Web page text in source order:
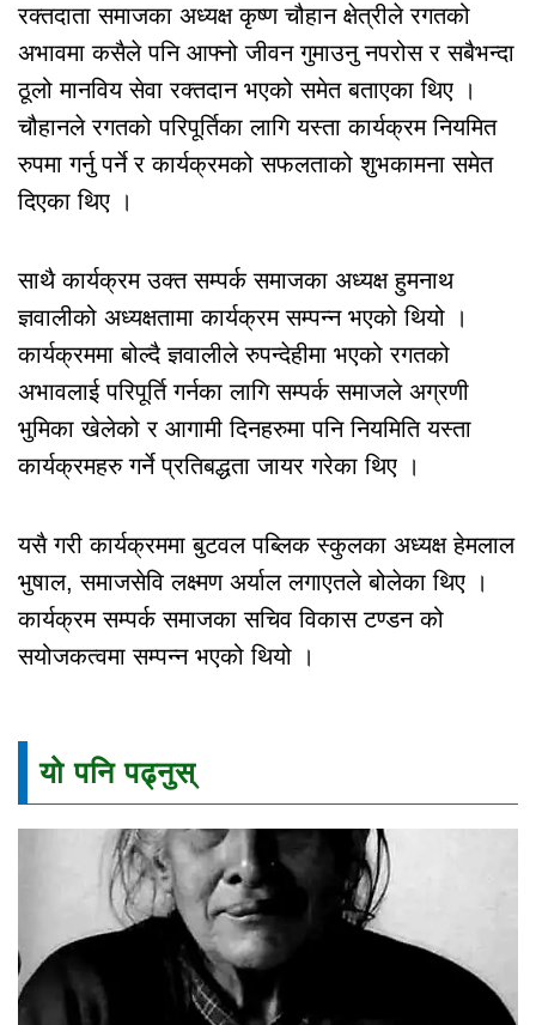
रक्तदाता समाजका अध्यक्ष कृष्ण चौहान क्षेत्रीले रगतको
अभावमा कसैले पनि आफ्नो जीवन गुमाउनु नपरोस र सबैभन्दा
ठूलो मानविय सेवा रक्तदान भएको समेत बताएका थिए ।
चौहानले रगतको परिपूर्तिका लागि यस्ता कार्यक्रम नियमित
रुपमा गर्नु पर्ने र कार्यक्रमको सफलताको शुभकामना समेत
दिएका थिए ।
साथै कार्यक्रम उक्त सम्पर्क समाजका अध्यक्ष हुमनाथ
ज्ञवालीको अध्यक्षतामा कार्यक्रम सम्पन्न भएको थियो ।
कार्यक्रममा बोल्दै ज्ञवालीले रुपन्देहीमा भएको रगतको
अभावलाई परिपूर्ति गर्नका लागि सम्पर्क समाजले अग्रणी
भुमिका खेलेको र आगामी दिनहरुमा पनि नियमिति यस्ता
कार्यक्रमहरु गर्ने प्रतिबद्धता जायर गरेका थिए ।
यसै गरी कार्यक्रममा बुटवल पब्लिक स्कुलका अध्यक्ष हेमलाल
भुषाल, समाजसेवि लक्ष्मण अर्याल लगाएतले बोलेका थिए ।
कार्यक्रम सम्पर्क समाजका सचिव विकास टण्डन को
सयोजकत्वमा सम्पन्न भएको थियो ।
यो पनि पढ्नुस्